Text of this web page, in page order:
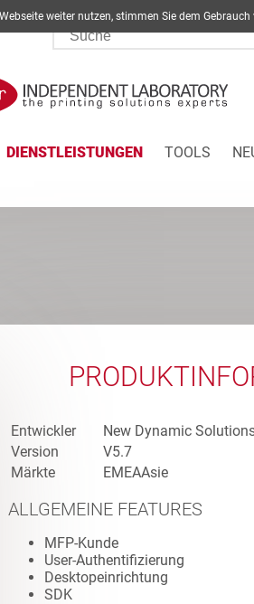
DIENSTLEISTUNGEN TOOLS
Entwickler
New Dynamic
Version
V5.7
Märkte
EMEAAsie
ALLGEMEINE FEATURES
MFP-Kunde
User-Authentifizierung
Desktopeinrichtung
SDK
Webseite weiter nutzen, stimmen Sie dem